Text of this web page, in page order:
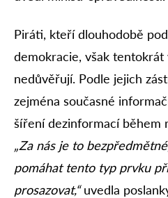
Piráti, kteří dlouhodobě
demokracie, však tentokrát
nedůvěřují. Podle jejich
zejména současné
šíření dezinformací během
„Za nás je to
pomáhat tento typ prvku
prosazovat,“uvedla